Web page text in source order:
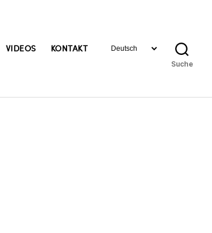
VIDEOS KONTAKTSprache
Suche